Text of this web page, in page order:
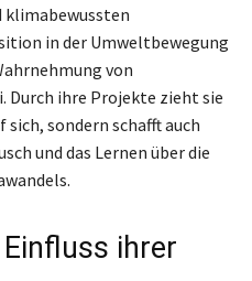
klimabewussten
in der Umweltbewegung
von
ihre Projekte zieht sie
sondern schafft auch
und das Lernen über die
ihrer